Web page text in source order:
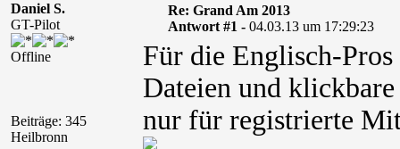
Daniel S.
GT-Pilot
Offline
Beiträge: 345
Heilbronn
Re: Grand Am 2013
Antwort #1 - 04.03.13 um 17:29:23
Für die Englisch-Pros
Dateien und
nur für registrierte